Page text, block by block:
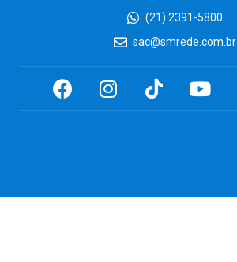
(21) 2391-5800
sac@smrede.com.br